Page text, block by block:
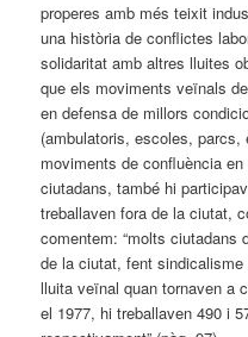
properes amb més teixit
una història de conflictes
solidaritat amb altres lluites
que els moviments veïnals
en defensa de millors
(ambulatoris, escoles,
moviments de confluència
ciutadans, també hi
treballaven fora de la ciutat,
comentem: “molts ciutadans
de la ciutat, fent
lluita veïnal quan tornaven a
el 1977, hi treballaven 490 i